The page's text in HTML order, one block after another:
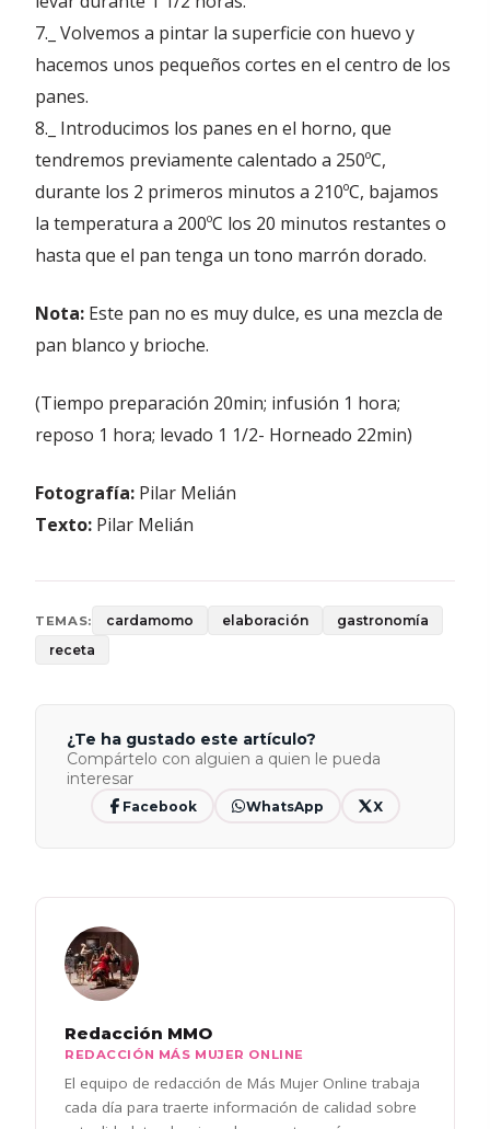
7._ Volvemos a pintar la superficie con huevo y
hacemos unos pequeños cortes en el centro de los
panes.
8._ Introducimos los panes en el horno, que
tendremos previamente calentado a 250ºC,
durante los 2 primeros minutos a 210ºC, bajamos
la temperatura a 200ºC los 20 minutos restantes o
hasta que el pan tenga un tono marrón dorado.
Nota: Este pan no es muy dulce, es una mezcla de
pan blanco y brioche.
(Tiempo preparación 20min; infusión 1 hora;
reposo 1 hora; levado 1 1/2- Horneado 22min)
Fotografía: Pilar Melián
Texto: Pilar Melián
TEMAS: cardamomo elaboración
gastronomía
receta
¿Te ha gustado este artículo?
Compártelo con alguien a quien le pueda
interesar
Facebook WhatsApp X
Redacción MMO
REDACCIÓN MÁS MUJER ONLINE
El equipo de redacción de Más Mujer Online trabaja
cada día para traerte información de calidad sobre